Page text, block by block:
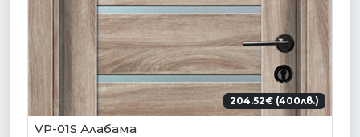
204.52€ (400лв.)
VP-01S Алабама